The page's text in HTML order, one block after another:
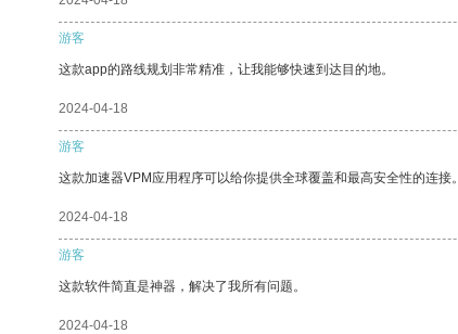
游客
这款app的路线规划非常精准，让我能够快速到达目的地。
2024-04-18
游客
这款加速器VPM应用程序可以给你提供全球覆盖和最高安全性的连接。
2024-04-18
游客
这款软件简直是神器，解决了我所有问题。
2024-04-18